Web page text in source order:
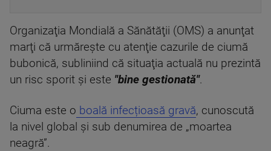
Organizaţia Mondială a Sănătăţii (OMS) a anunţat
marţi că urmăreşte cu atenţie cazurile de ciumă
bubonică, subliniind că situaţia actuală nu prezintă
un risc sporit şi este "bine gestionată".
Ciuma este o boală infecțioasă gravă, cunoscută
la nivel global și sub denumirea de „moartea
neagră”.